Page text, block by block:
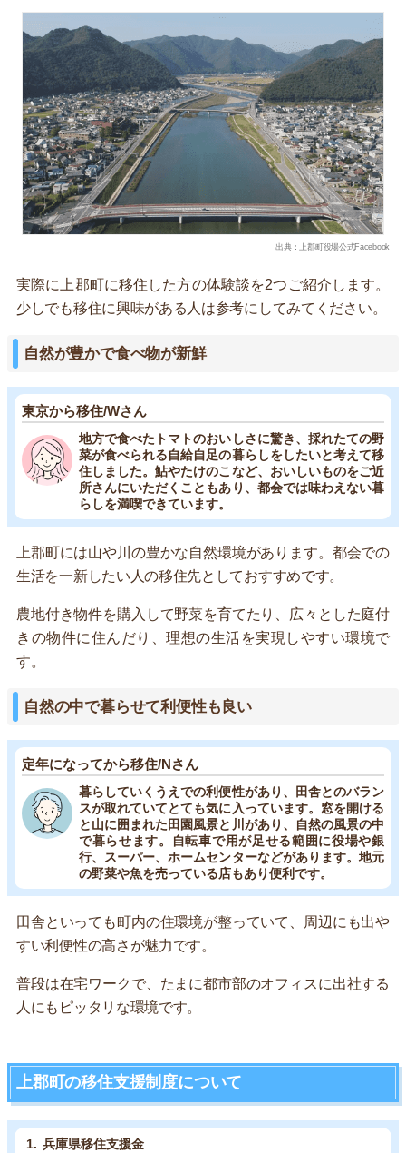
出典：上郡町役場公式Facebook
実際に上郡町に移住した方の体験談を2つご紹介します。
少しでも移住に興味がある人は参考にしてみてください。
自然が豊かで食べ物が新鮮
東京から移住/Wさん
地方で食べたトマトのおいしさに驚き、採れたての野
菜が食べられる自給自足の暮らしをしたいと考えて移
住しました。鮎やたけのこなど、おいしいものをご近
所さんにいただくこともあり、都会では味わえない暮
らしを満喫できています。
上郡町には山や川の豊かな自然環境があります。都会での
生活を一新したい人の移住先としておすすめです。
農地付き物件を購入して野菜を育てたり、広々とした庭付
きの物件に住んだり、理想の生活を実現しやすい環境で
す。
自然の中で暮らせて利便性も良い
定年になってから移住/Nさん
暮らしていくうえでの利便性があり、田舎とのバラン
スが取れていてとても気に入っています。窓を開ける
と山に囲まれた田園風景と川があり、自然の風景の中
で暮らせます。自転車で用が足せる範囲に役場や銀
行、スーパー、ホームセンターなどがあります。地元
の野菜や魚を売っている店もあり便利です。
田舎といっても町内の住環境が整っていて、周辺にも出や
すい利便性の高さが魅力です。
普段は在宅ワークで、たまに都市部のオフィスに出社する
人にもピッタリな環境です。
上郡町の移住支援制度について
兵庫県移住支援金